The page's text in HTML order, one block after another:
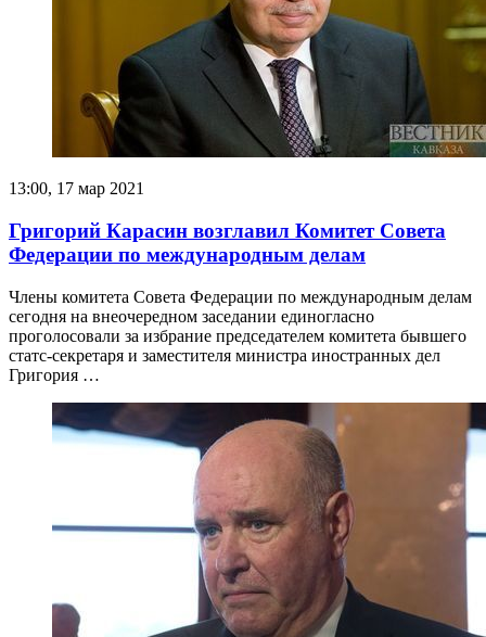
13:00, 17 мар 2021
Григорий Карасин возглавил Комитет Совета
Федерации по международным делам
Члены комитета Совета Федерации по международным делам
сегодня на внеочередном заседании единогласно
проголосовали за избрание председателем комитета бывшего
статс-секретаря и заместителя министра иностранных дел
Григория …